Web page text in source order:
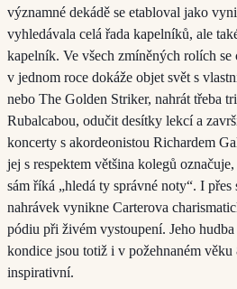
významné dekádě se etabloval jako
vyhledávala celá řada kapelníků, ale
kapelník. Ve všech zmíněných rolích
v jednom roce dokáže objet svět s
nebo The Golden Striker, nahrát třeba
Rubalcabou, odučit desítky lekcí a
koncerty s akordeonistou Richardem
jej s respektem většina kolegů
sám říká „hledá ty správné noty“. I
nahrávek vynikne Carterova
pódiu při živém vystoupení. Jeho
kondice jsou totiž i v požehnaném věku
inspirativní.